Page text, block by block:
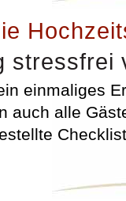
stressfrei
einmaliges
auch alle